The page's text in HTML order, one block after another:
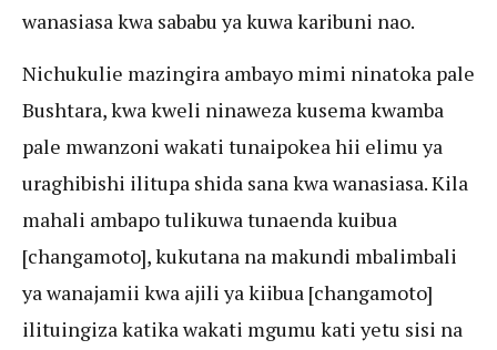
wanasiasa kwa sababu ya kuwa karibuni nao.
Nichukulie mazingira ambayo mimi ninatoka pale
Bushtara, kwa kweli ninaweza kusema kwamba
pale mwanzoni wakati tunaipokea hii elimu ya
uraghibishi ilitupa shida sana kwa wanasiasa. Kila
mahali ambapo tulikuwa tunaenda kuibua
[changamoto], kukutana na makundi mbalimbali
ya wanajamii kwa ajili ya kiibua [changamoto]
ilituingiza katika wakati mgumu kati yetu sisi na